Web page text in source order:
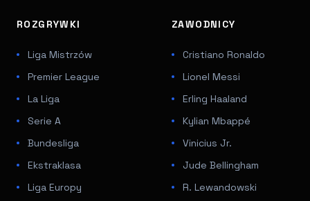
ROZGRYWKI
Liga Mistrzów
Premier League
La Liga
Serie A
Bundesliga
Ekstraklasa
Liga Europy
ZAWODNICY
Cristiano Ronaldo
Lionel Messi
Erling Haaland
Kylian Mbappé
Vinicius Jr.
Jude Bellingham
R. Lewandowski